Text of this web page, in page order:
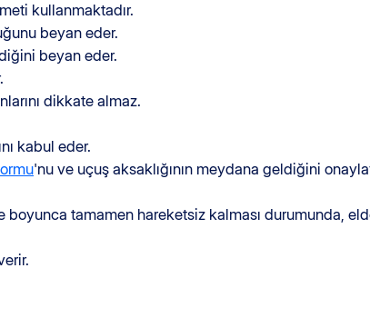
kullanmaktadır.
beyan eder.
beyan eder.
dikkate almaz.
kabul eder.
'nu ve uçuş aksaklığının meydana geldiğini
tamamen hareketsiz kalması durumunda,